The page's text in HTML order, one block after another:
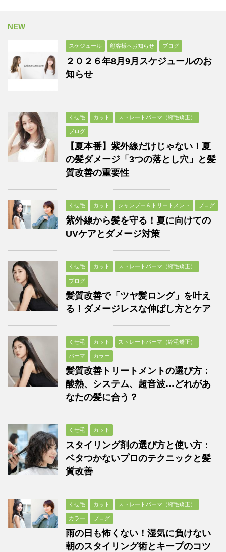
NEW
スケジュール 顧客様へお知らせ ブログ
２０２６年8月9月スケジュールのお
知らせ
くせ毛 カット ストレートパーマ（縮毛矯正）
ブログ
【夏本番】紫外線だけじゃない！夏
の髪ダメージ「3つの落とし穴」と髪
質改善の重要性
くせ毛 カット シャンプー＆トリートメント ブログ
紫外線から髪を守る！夏に向けての
UVケアとダメージ対策
くせ毛 カット ストレートパーマ（縮毛矯正）
ブログ
髪質改善で「ツヤ髪ロング」を叶え
る！ダメージレスな伸ばし方とケア
くせ毛 カット ストレートパーマ（縮毛矯正）
パーマ カラー
髪質改善トリートメントの選び方：
酸熱、システム、超音波…どれがあ
なたの髪に合う？
くせ毛 カット
スタイリング剤の選び方と使い方：
ベタつかないプロのテクニックと髪
質改善
くせ毛 カット ストレートパーマ（縮毛矯正）
カラー ブログ
雨の日も怖くない！湿気に負けない
朝のスタイリング術とキープのコツ